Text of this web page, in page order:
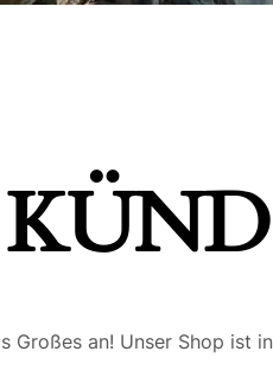
Großes an! Unser Shop ist